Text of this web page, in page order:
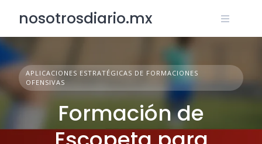
content
nosotrosdiario.mx
APLICACIONES ESTRATÉGICAS DE FORMACIONES
OFENSIVAS
Formación de